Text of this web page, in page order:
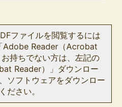
ファイルを閲覧するには
「Adobe Reader（Acrobat
持ちでない方は、左記の
Reader）」ダウンロー
ソフトウェアをダウンロー
ださい。